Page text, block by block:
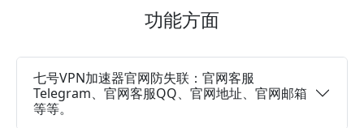
功能方面
七号VPN加速器官网防失联：官网客服
Telegram、官网客服QQ、官网地址、官网邮箱
等等。